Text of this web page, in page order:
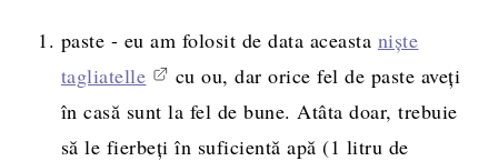
paste - eu am folosit de data aceasta niște
tagliatelle
cu ou, dar orice fel de paste aveți
în casă sunt la fel de bune. Atâta doar, trebuie
să le fierbeți în suficientă apă (1 litru de